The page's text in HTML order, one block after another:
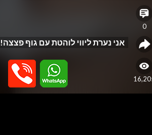
אני נערת ליווי לוהטת עם גוף פצצה!
0